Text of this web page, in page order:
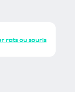
rats ou souris